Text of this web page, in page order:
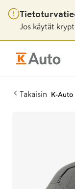
Jos käytät
Takaisin K-Auto